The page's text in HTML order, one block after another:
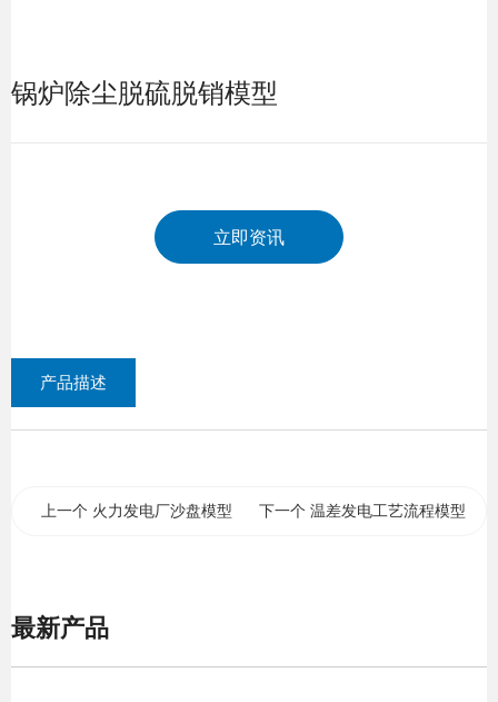
锅炉除尘脱硫脱销模型
立即资讯
产品描述
上一个 火力发电厂沙盘模型 下一个 温差发电工艺流程模型
最新产品